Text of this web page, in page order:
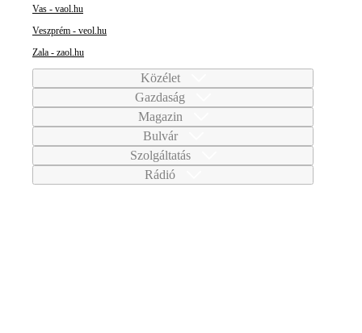
Vas - vaol.hu
Veszprém - veol.hu
Zala - zaol.hu
Közélet
Gazdaság
Magazin
Bulvár
Szolgáltatás
Rádió